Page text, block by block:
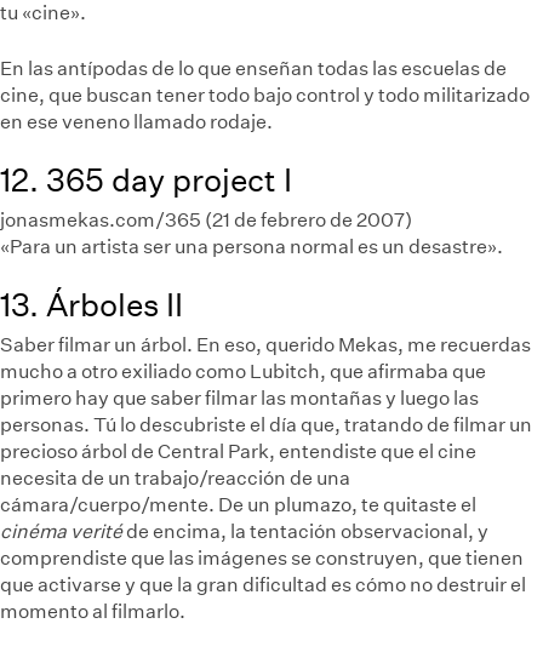
tu «cine».
En las antípodas de lo que enseñan todas las escuelas de
cine, que buscan tener todo bajo control y todo militarizado
en ese veneno llamado rodaje.
12. 365 day project I
jonasmekas.com/365 (21 de febrero de 2007)
«Para un artista ser una persona normal es un desastre».
13. Árboles II
Saber filmar un árbol. En eso, querido Mekas, me recuerdas
mucho a otro exiliado como Lubitch, que afirmaba que
primero hay que saber filmar las montañas y luego las
personas. Tú lo descubriste el día que, tratando de filmar un
precioso árbol de Central Park, entendiste que el cine
necesita de un trabajo/reacción de una
cámara/cuerpo/mente. De un plumazo, te quitaste el
cinéma veritéde encima, la tentación observacional, y
comprendiste que las imágenes se construyen, que tienen
que activarse y que la gran dificultad es cómo no destruir el
momento al filmarlo.